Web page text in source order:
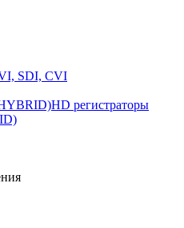
SDI, CVI
HD регистраторы